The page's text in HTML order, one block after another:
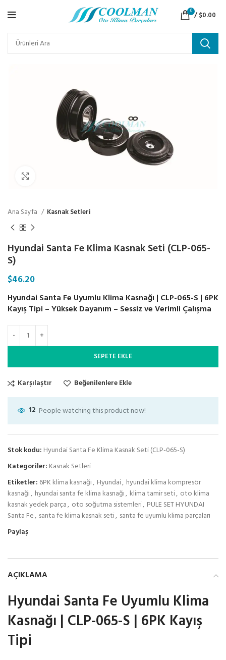
0 /$0.00
Ana Sayfa Kasnak Setleri
Hyundai Santa Fe Klima Kasnak Seti (CLP-065-
S)
$46.20
Hyundai Santa Fe Uyumlu Klima Kasnağı | CLP-065-S | 6PK
Kayış Tipi – Yüksek Dayanım – Sessiz ve Verimli Çalışma
SEPETE EKLE
Karşılaştır Beğenilenlere Ekle
12 People watching this product now!
Stok kodu: Hyundai Santa Fe Klima Kasnak Seti (CLP-065-S)
Kategoriler: Kasnak Setleri
Etiketler: 6PK klima kasnağı, Hyundai, hyundai klima kompresör
kasnağı, hyundai santa fe klima kasnağı, klima tamir seti, oto klima
kasnak yedek parça, oto soğutma sistemleri, PULE SET HYUNDAI
Santa Fe, santa fe klima kasnak seti, santa fe uyumlu klima parçaları
Paylaş
AÇIKLAMA
Hyundai Santa Fe Uyumlu Klima
Kasnağı | CLP-065-S | 6PK Kayış
Tipi